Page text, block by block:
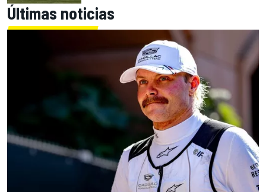
Últimas noticias